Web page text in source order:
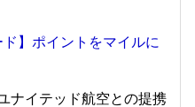
ド】ポイントをマイルに
ナイテッド航空との提携